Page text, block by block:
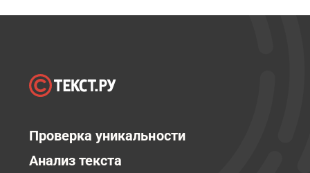
Проверка уникальности
Анализ текста